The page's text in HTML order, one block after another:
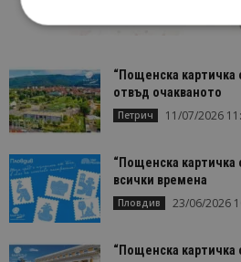
“Пощенска картичка
отвъд очакваното
Петрич 11/07/2026
“Пощенска картичка
всички времена
Пловдив 23/06/2026
“Пощенска картичка
Таргетиране
Строго необходимите
основната функционалност на
акаунта. Уебсайтът не може да
правилно без строго
Име
cookie_notice_accepted